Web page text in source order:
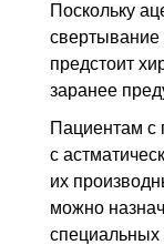
Поскольку
свертывание
предстоит
заранее
Пациентам с
с
их
можно
специальных